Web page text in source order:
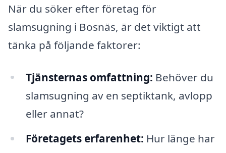
När du söker efter företag för
slamsugning i Bosnäs, är det viktigt att
tänka på följande faktorer:
Tjänsternas omfattning: Behöver du
slamsugning av en septiktank, avlopp
eller annat?
Företagets erfarenhet: Hur länge har